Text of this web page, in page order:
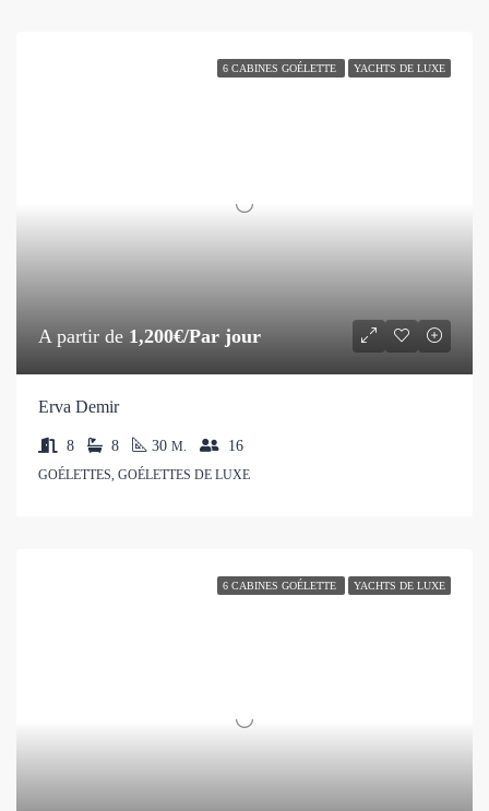
6 CABINES GOÉLETTE YACHTS DE LUXE
A partir de 1,200€/Par jour
Erva Demir
8 8 30 M. 16
GOÉLETTES, GOÉLETTES DE LUXE
6 CABINES GOÉLETTE YACHTS DE LUXE